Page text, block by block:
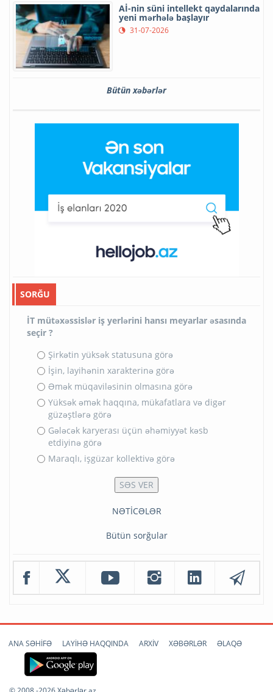
Aİ-nin süni intellekt qaydalarında
yeni mərhələ başlayır
31-07-2026
Bütün xəbərlər
SORĞU
İT mütəxəssislər iş yerlərini hansı meyarlar əsasında
seçir ?
Şirkətin yüksək statusuna görə
İşin, layihənin xarakterinə görə
Əmək müqaviləsinin olmasına görə
Yüksək əmək haqqına, mükafatlara və digər
güzəştlərə görə
Gələcək karyerası üçün əhəmiyyət kəsb
etdiyinə görə
Maraqlı, işgüzar kollektivə görə
NƏTİCƏLƏR
Bütün sorğular
ANA SƏHİFƏ LAYİHƏ HAQQINDA ARXİV XƏBƏRLƏR ƏLAQƏ